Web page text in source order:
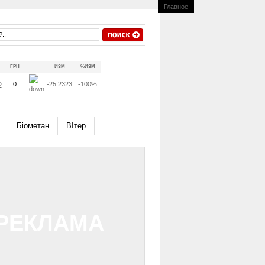
ГРН ИЗМ %ИЗМ
0 -25.2323 -100%
Біометан ВІтер
Главное